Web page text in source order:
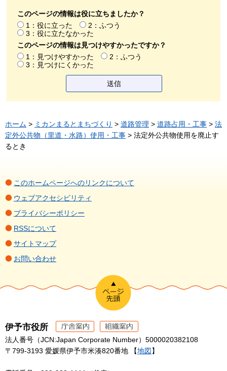
このページの情報は役に立ちましたか？
1：役に立った
2：ふつう
3：役に立たなかった
このページの情報は見つけやすかったですか？
1：見つけやすかった
2：ふつう
3：見つけにくかった
ホーム > ミカンまるとまちづくり > 道路管理 > 道路占用・工事 > 法
定外公共物（里道・水路）使用・工事 > 法定外公共物使用を廃止す
るとき
このホームページへのリンクについて
ウェブアクセシビリティ
プライバシーポリシー
RSSについて
サイトマップ
お問い合わせ
伊予市役所
法人番号（JCN:Japan Corporate Number）5000020382108
〒799-3193 愛媛県伊予市米湊820番地 【地図 】